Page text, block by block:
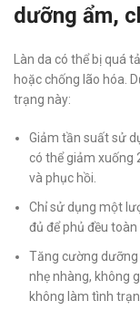
dưỡng ẩm,
Làn da có thể bị quá
hoặc chống lão hóa.
trạng này:
Giảm tần suất sử
có thể giảm xuống
và phục hồi.
Chỉ sử dụng một
đủ để phủ đều
Tăng cường
nhẹ nhàng, không
không làm tình